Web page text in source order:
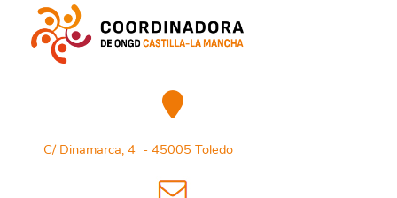
C/ Dinamarca, 4 - 45005 Toledo